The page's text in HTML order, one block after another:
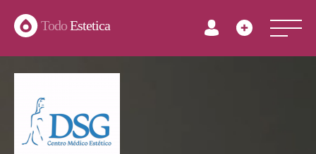
TodoEstetica